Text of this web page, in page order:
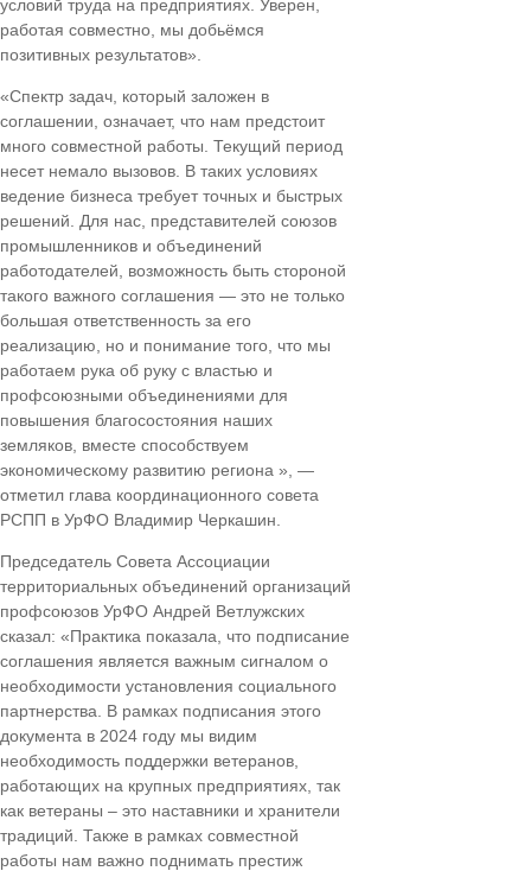
условий труда на предприятиях. Уверен,
работая совместно, мы добьёмся
позитивных результатов».
«Спектр задач, который заложен в
соглашении, означает, что нам предстоит
много совместной работы. Текущий период
несет немало вызовов. В таких условиях
ведение бизнеса требует точных и быстрых
решений. Для нас, представителей союзов
промышленников и объединений
работодателей, возможность быть стороной
такого важного соглашения — это не только
большая ответственность за его
реализацию, но и понимание того, что мы
работаем рука об руку с властью и
профсоюзными объединениями для
повышения благосостояния наших
земляков, вместе способствуем
экономическому развитию региона », —
отметил глава координационного совета
РСПП в УрФО Владимир Черкашин.
Председатель Совета Ассоциации
территориальных объединений организаций
профсоюзов УрФО Андрей Ветлужских
сказал: «Практика показала, что подписание
соглашения является важным сигналом о
необходимости установления социального
партнерства. В рамках подписания этого
документа в 2024 году мы видим
необходимость поддержки ветеранов,
работающих на крупных предприятиях, так
как ветераны – это наставники и хранители
традиций. Также в рамках совместной
работы нам важно поднимать престиж